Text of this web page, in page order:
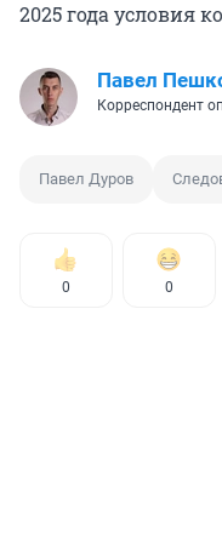
2025 года условия
Павел
Корреспондент
Павел Дуров
0 0